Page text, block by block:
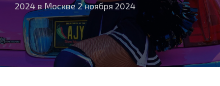
2024 в Москве 2 ноября 2024